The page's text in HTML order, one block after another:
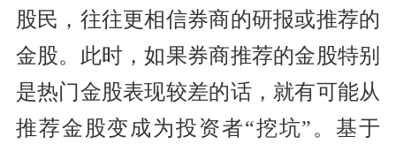
股民，往往更相信券商的研报或推荐的
金股。此时，如果券商推荐的金股特别
是热门金股表现较差的话，就有可能从
推荐金股变成为投资者“挖坑”。基于